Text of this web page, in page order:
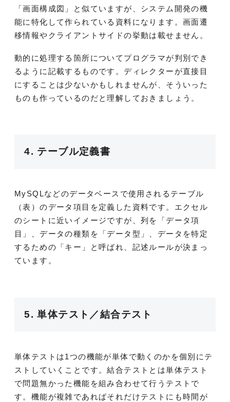
「画面構成図」と似ていますが、システム開発の機
能に特化して作られている資料になります。画面遷
移情報やクライアントサイドの挙動は載せません。
動的に処理する箇所についてプログラマが判別でき
るように記載するものです。ディレクターが直接目
にすることは少ないかもしれませんが、そういった
ものも作っているのだと理解しておきましょう。
4. テーブル定義書
MySQLなどのデータベースで使用されるテーブル
（表）のデータ項目を定義した資料です。エクセル
のシートに近いイメージですが、列を「データ項
目」、データの種類を「データ型」、データを特定
するための「キー」と呼ばれ、記述ルールが決まっ
ています。
5. 単体テスト／結合テスト
単体テストは1つの機能が単体で動くのかを個別にテ
ストしていくことです。結合テストとは単体テスト
で問題無かった機能を組み合わせて行うテストで
す。機能が複雑であればそれだけテストにも時間が